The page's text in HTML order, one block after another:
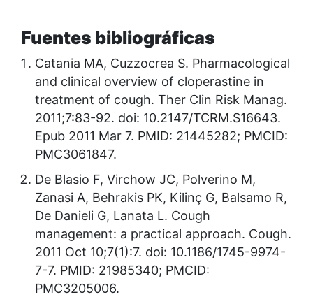
Fuentes bibliográficas
Catania MA, Cuzzocrea S. Pharmacological
and clinical overview of cloperastine in
treatment of cough. Ther Clin Risk Manag.
2011;7:83-92. doi: 10.2147/TCRM.S16643.
Epub 2011 Mar 7. PMID: 21445282; PMCID:
PMC3061847.
De Blasio F, Virchow JC, Polverino M,
Zanasi A, Behrakis PK, Kilinç G, Balsamo R,
De Danieli G, Lanata L. Cough
management: a practical approach. Cough.
2011 Oct 10;7(1):7. doi: 10.1186/1745-9974-
7-7. PMID: 21985340; PMCID:
PMC3205006.